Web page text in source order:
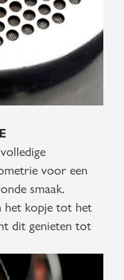
voor een
smaak.
het kopje tot het
dit genieten tot